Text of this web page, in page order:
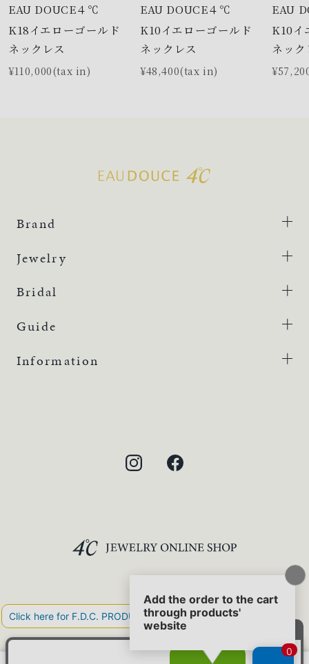
EAU DOUCE４℃
K18イエローゴールド
ネックレス
¥110,000(tax in)
EAU DOUCE４℃
K10イエローゴールド
ネックレス
¥48,400(tax in)
EAU
K10イ
ネッ
Brand
Jewelry
Bridal
Guide
Information
©F.D.C.PRODUCTS INC.